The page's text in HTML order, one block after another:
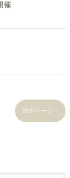
催
次のページ >